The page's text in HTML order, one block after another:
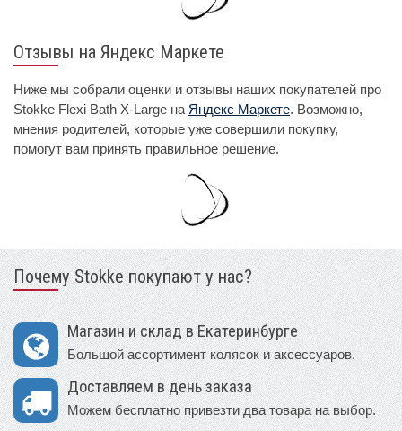
Отзывы на Яндекс Маркете
Ниже мы собрали оценки и отзывы наших покупателей про
Stokke Flexi Bath X-Large на Яндекс Маркете. Возможно,
мнения родителей, которые уже совершили покупку,
помогут вам принять правильное решение.
Почему Stokke покупают у нас?
Магазин и склад в Екатеринбурге
Большой ассортимент колясок и аксессуаров.
Доставляем в день заказа
Можем бесплатно привезти два товара на выбор.